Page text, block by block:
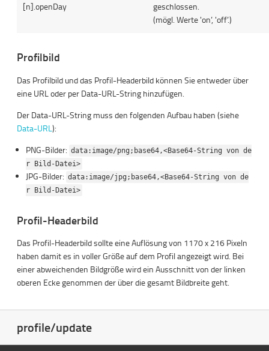
[n].openDay
geschlossen.
(mögl. Werte 'on’, 'off’.)
Profilbild
Das Profilbild und das Profil-Headerbild können Sie entweder über
eine URL oder per Data-URL-String hinzufügen.
Der Data-URL-String muss den folgenden Aufbau haben (siehe
Data-URL ):
PNG-Bilder: data:image/png;base64,<Base64-String von de
r Bild-Datei>
JPG-Bilder: data:image/jpg;base64,<Base64-String von de
r Bild-Datei>
Profil-Headerbild
Das Profil-Headerbild sollte eine Auflösung von 1170 x 216 Pixeln
haben damit es in voller Größe auf dem Profil angezeigt wird. Bei
einer abweichenden Bildgröße wird ein Ausschnitt von der linken
oberen Ecke genommen der über die gesamt Bildbreite geht.
profile/update